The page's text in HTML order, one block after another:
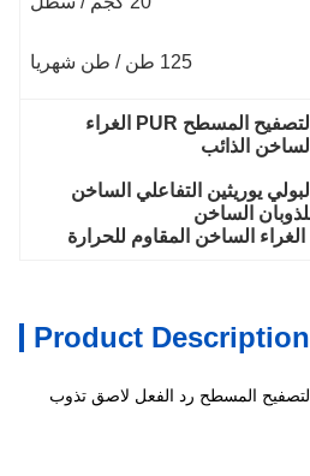
125 طن / طن شهريا
التصفيح المسطح PUR الغراء
الذائب
البولي يوريثين التفاعلي الساخن
الساخن
الساخن المقاوم للحرارة
Product Description
المسطح رد الفعل لاصق تذوب